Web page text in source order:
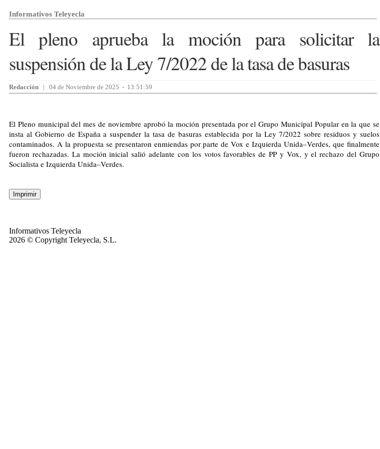
Informativos Teleyecla
El pleno aprueba la moción para solicitar la
suspensión de la Ley 7/2022 de la tasa de basuras
Redacción | 04 de Noviembre de 2025 - 13:51:59
El Pleno municipal del mes de noviembre aprobó la moción presentada por el Grupo Municipal Popular en la que se
insta al Gobierno de España a suspender la tasa de basuras establecida por la Ley 7/2022 sobre residuos y suelos
contaminados. A la propuesta se presentaron enmiendas por parte de Vox e Izquierda Unida–Verdes, que finalmente
fueron rechazadas. La moción inicial salió adelante con los votos favorables de PP y Vox, y el rechazo del Grupo
Socialista e Izquierda Unida–Verdes.
Informativos Teleyecla
2026 © Copyright Teleyecla, S.L.